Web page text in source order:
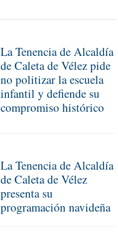
La Tenencia de Alcaldía
de Caleta de Vélez pide
no politizar la escuela
infantil y defiende su
compromiso histórico
La Tenencia de Alcaldía
de Caleta de Vélez
presenta su
programación navideña